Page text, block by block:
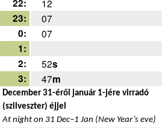
22:
12
23:
07
0:
07
1:
2:
52s
3:
47m
December 31-éről január 1-jére virradó
(szilveszter) éjjel
At night on 31 Dec–1 Jan (New Year’s eve)